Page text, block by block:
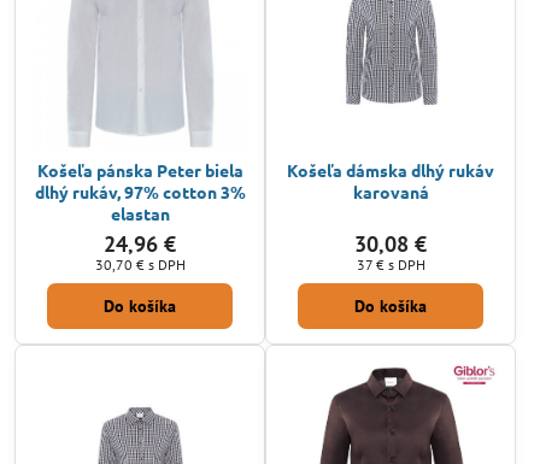
Košeľa pánska Peter biela
dlhý rukáv, 97% cotton 3%
elastan
24,96 €
30,70 € s DPH
Do košíka
Košeľa dámska dlhý rukáv
karovaná
30,08 €
37 € s DPH
Do košíka